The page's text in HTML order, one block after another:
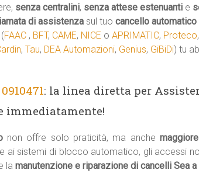
senza centralini, senza attese estenuanti e
di assistenza sul tuo cancello automatico
FAAC , BFT, CAME, NICE o APRIMATIC, Proteco,
, Tau, DEA Automazioni, Genius, GiBiDi) tu
: la linea diretta per
immediatamente!
non offre solo praticità, ma anche
ai sistemi di blocco automatico, gli accessi
la manutenzione e riparazione di cancelli Sea a